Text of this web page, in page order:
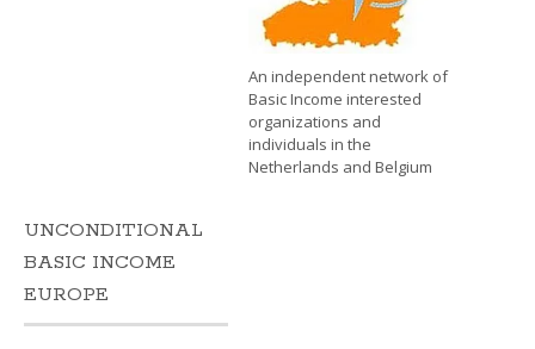
An independent network of
Basic Income interested
organizations and
individuals in the
Netherlands and Belgium
UNCONDITIONAL
BASIC INCOME
EUROPE